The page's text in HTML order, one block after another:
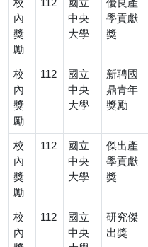
校
內
獎
勵
112
國立
中央
大學
優良產
學貢獻
獎
校
內
獎
勵
112
國立
中央
大學
新聘國
鼎青年
獎勵
校
內
獎
勵
112
國立
中央
大學
傑出產
學貢獻
獎
校
內
112
國立
中央
研究傑
出獎